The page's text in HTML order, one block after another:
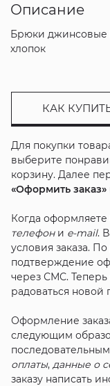
Описание
Брюки джинсовые
хлопок
КАК
Для покупки
выберите
корзину. Далее
«Оформить заказ»
Когда
телефони e-mail.
условия заказа.
подтверждение
через СМС. Теперь
радоваться новой
Оформление
следующим
оплаты, данные о
заказу написать